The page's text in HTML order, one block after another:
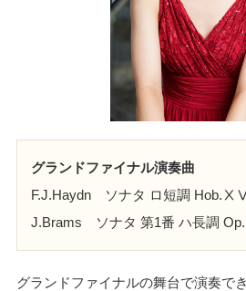
グランドファイナル演奏曲
F.J.Haydn ソナタ ロ短調
J.Brams ソナタ 第1番 ハ長調
グランドファイナルの舞台で演奏で